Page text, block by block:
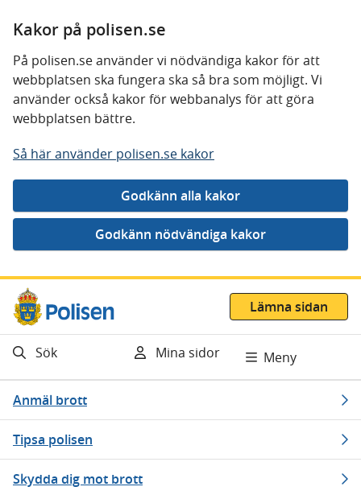
Kakor på polisen.se
På polisen.se använder vi nödvändiga kakor för att
webbplatsen ska fungera ska så bra som möjligt. Vi
använder också kakor för webbanalys för att göra
webbplatsen bättre.
Så här använder polisen.se kakor
Gå direkt till innehåll
Lämna sidan
Sök Mina sidor Meny
Anmäl brott
Tipsa polisen
Skydda dig mot brott